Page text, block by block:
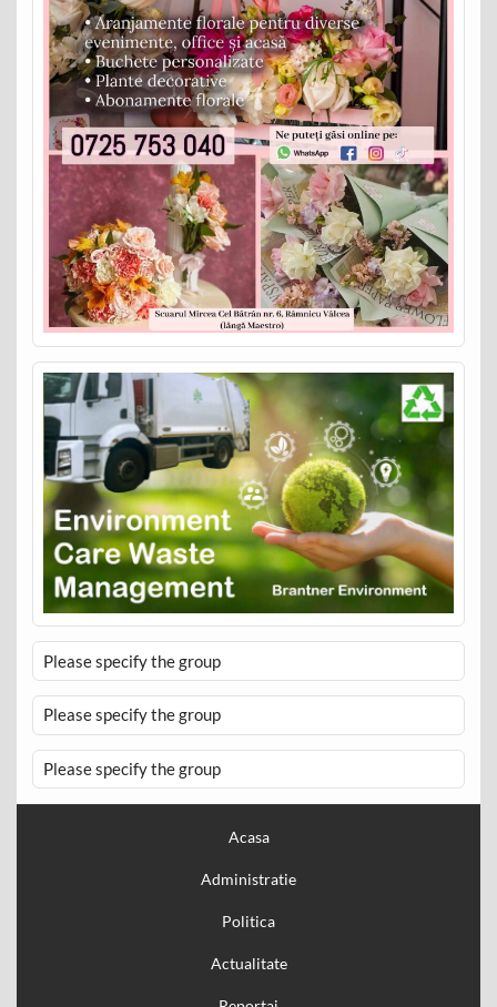
Please specify the group
Please specify the group
Please specify the group
Acasa
Administratie
Politica
Actualitate